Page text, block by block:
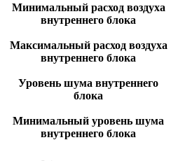
Минимальный расход воздуха
внутреннего блока
Максимальный расход воздуха
внутреннего блока
Уровень шума внутреннего
блока
Минимальный уровень шума
внутреннего блока